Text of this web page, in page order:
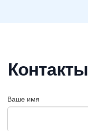
Контакты
Ваше имя